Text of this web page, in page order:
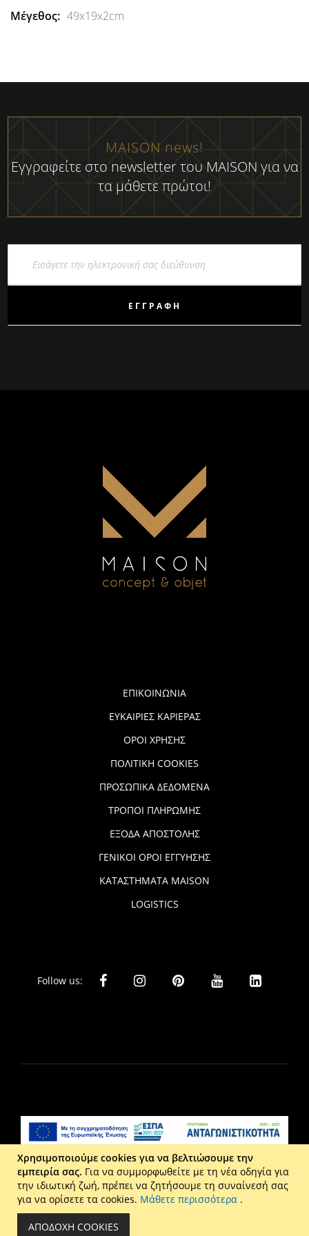
49x19x2cm
MAISON news!
Εγγραφείτε στο newsletter του MAISON για να
τα μάθετε πρώτοι!
ΕΓΓΡΑΦΉ
ΕΠΙΚΟΙΝΩΝΙΑ
ΕΥΚΑΙΡΙΕΣ ΚΑΡΙΕΡΑΣ
ΟΡΟΙ ΧΡΗΣΗΣ
ΠΟΛΙΤΙΚΗ COOKIES
ΠΡΟΣΩΠΙΚΑ ΔΕΔΟΜΕΝΑ
ΤΡΟΠΟΙ ΠΛΗΡΩΜΗΣ
ΕΞΟΔΑ ΑΠΟΣΤΟΛΗΣ
ΓΕΝΙΚΟΙ ΟΡΟΙ ΕΓΓΥΗΣΗΣ
ΚΑΤΑΣΤΗΜΑΤΑ MAISON
LOGISTICS
Follow us:
Liberta Ε.Π.Ε. - Τ: 2610 201 800 - Ε: eshop@maison.gr -
Γ.Ε.ΜΗ : 036110316000
Copyright © 2026 Maison. All rights reserved.
Χρησιμοποιούμε cookies για να βελτιώσουμε την
εμπειρία σας. Για να συμμορφωθείτε με τη νέα οδηγία για
την ιδιωτική ζωή, πρέπει να ζητήσουμε τη συναίνεσή σας
για να ορίσετε τα cookies. Μάθετε περισσότερα .
ΑΠΟΔΟΧΉ COOKIES